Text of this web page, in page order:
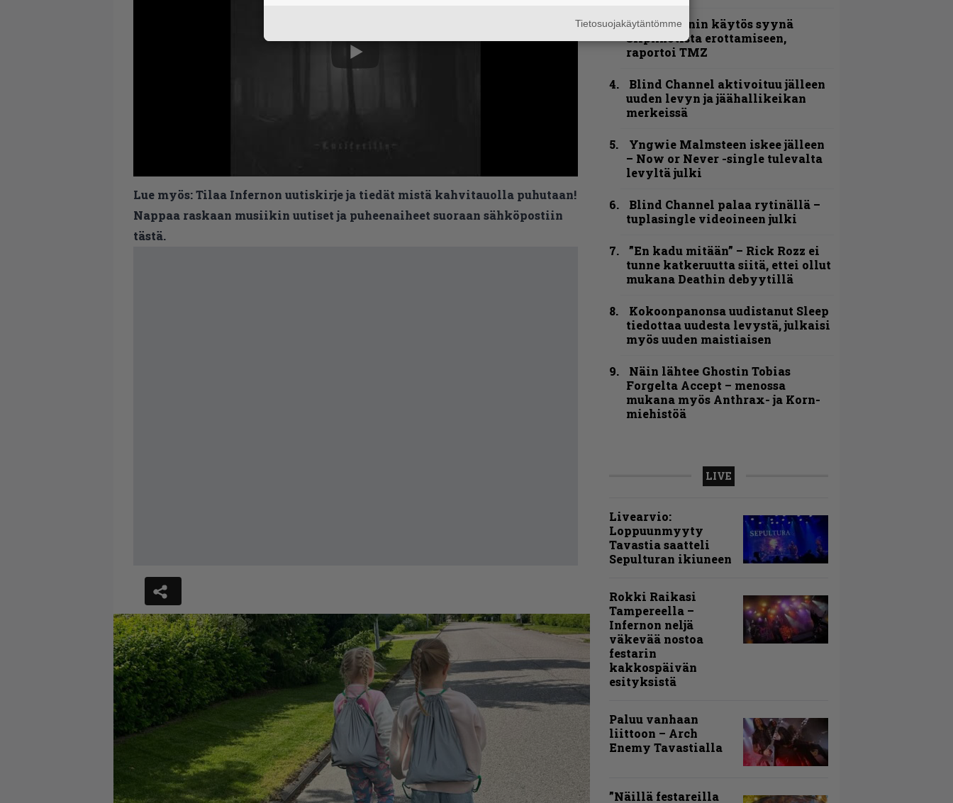
Lue myös:Tilaa Infernon uutiskirje ja tiedät mistä kahvitauolla puhutaan!
Nappaa raskaan musiikin uutiset ja puheenaiheet suoraan sähköpostiin
tästä.
Sid Wilsonin käytös syynä
Slipknotista erottamiseen,
raportoi TMZ
Blind Channel aktivoituu jälleen
uuden levyn ja jäähallikeikan
merkeissä
Yngwie Malmsteen iskee jälleen
– Now or Never -single tulevalta
levyltä julki
Blind Channel palaa rytinällä –
tuplasingle videoineen julki
”En kadu mitään” – Rick Rozz ei
tunne katkeruutta siitä, ettei ollut
mukana Deathin debyytillä
Kokoonpanonsa uudistanut Sleep
tiedottaa uudesta levystä, julkaisi
myös uuden maistiaisen
Näin lähtee Ghostin Tobias
Forgelta Accept – menossa
mukana myös Anthrax- ja Korn-
miehistöä
LIVE
Livearvio:
Loppuunmyyty
Tavastia saatteli
Sepulturan ikiuneen
Rokki Raikasi
Tampereella –
Infernon neljä
väkevää nostoa
festarin
kakkospäivän
esityksistä
Paluu vanhaan
liittoon – Arch
Enemy Tavastialla
”Näillä festareilla
Tietosuojakäytäntömme